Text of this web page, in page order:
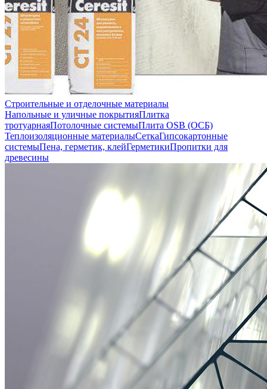
Строительные и отделочные материалы
Напольные и уличные покрытияПлитка
тротуарнаяПотолочные системыПлита OSB (ОСБ)
Теплоизоляционные материалыСеткаГипсокартонные
системыПена, герметик, клейГерметикиПропитки для
древесины